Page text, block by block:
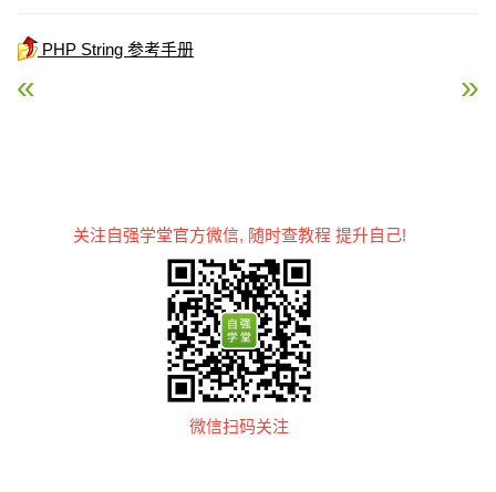
PHP String 参考手册
« PHP ucfirst() 函数 PHP vfprintf() 函数 »
关注自强学堂官方微信, 随时查教程 提升自己!
微信扫码关注